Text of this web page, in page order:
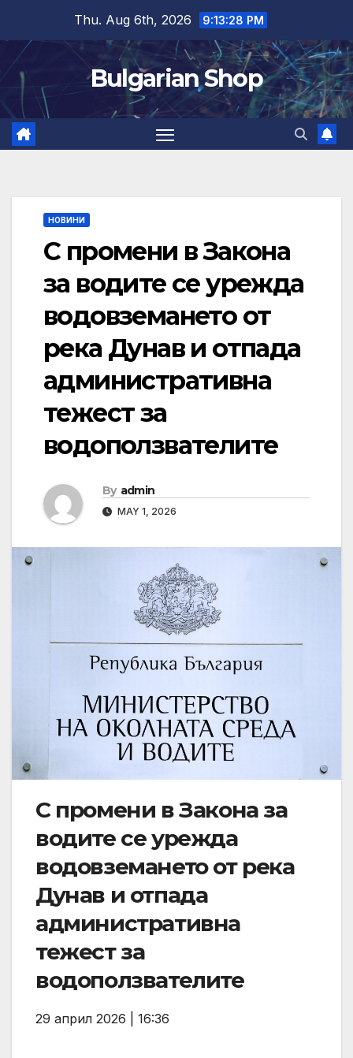
content
Thu. Aug 6th, 2026 9:13:29 PM
Bulgarian Shop
НОВИНИ
С промени в Закона
за водите се урежда
водовземането от
река Дунав и отпада
административна
тежест за
водоползвателите
By admin
MAY 1, 2026
С промени в Закона за
водите се урежда
водовземането от река
Дунав и отпада
административна
тежест за
водоползвателите
29 април 2026 | 16:36